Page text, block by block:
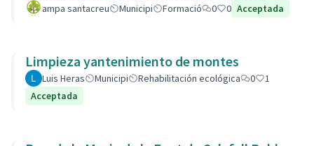
ampa santacreu Municipi Formació 0 0 Acceptada
Limpieza yantenimiento de montes
Luis Heras Municipi Rehabilitación ecológica 0
1
Acceptada